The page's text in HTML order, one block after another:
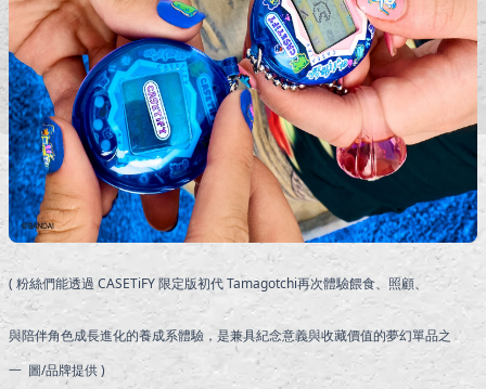
( 粉絲們能透過 CASETiFY 限定版初代 Tamagotchi再次體驗餵食、照顧、
與陪伴角色成長進化的養成系體驗，是兼具紀念意義與收藏價值的夢幻單品之
一 圖/品牌提供 )